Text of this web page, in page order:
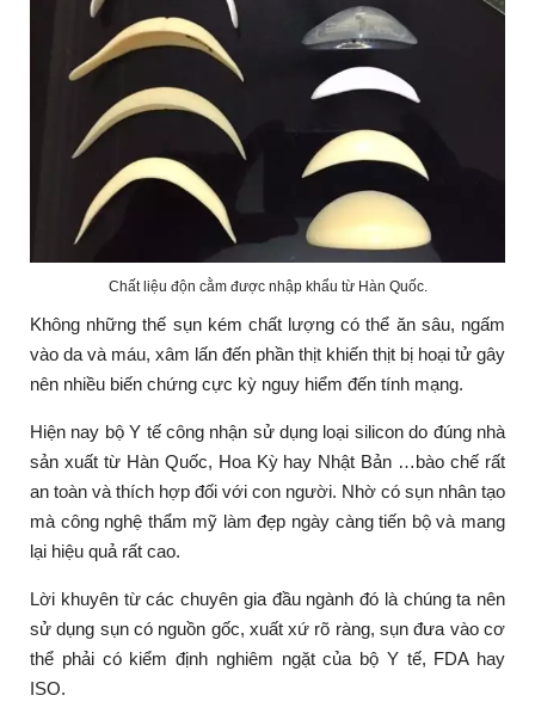
Chất liệu độn cằm được nhập khẩu từ Hàn Quốc.
Không những thế sụn kém chất lượng có thể ăn sâu, ngấm
vào da và máu, xâm lấn đến phần thịt khiến thịt bị hoại tử gây
nên nhiều biến chứng cực kỳ nguy hiểm đến tính mạng.
Hiện nay bộ Y tế công nhận sử dụng loại silicon do đúng nhà
sản xuất từ Hàn Quốc, Hoa Kỳ hay Nhật Bản …bào chế rất
an toàn và thích hợp đối với con người. Nhờ có sụn nhân tạo
mà công nghệ thẩm mỹ làm đẹp ngày càng tiến bộ và mang
lại hiệu quả rất cao.
Lời khuyên từ các chuyên gia đầu ngành đó là chúng ta nên
sử dụng sụn có nguồn gốc, xuất xứ rõ ràng, sụn đưa vào cơ
thể phải có kiểm định nghiêm ngặt của bộ Y tế, FDA hay
ISO.